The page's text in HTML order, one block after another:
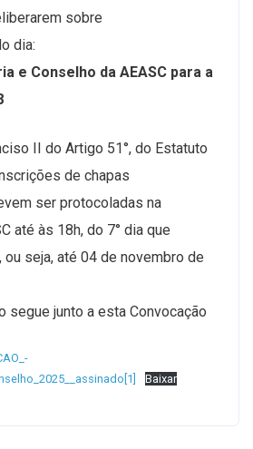
sobre
dia:
e Conselho da AEASC para a
II do Artigo 51°, do Estatuto
de chapas
ser protocoladas na
até às 18h, do 7° dia que
seja, até 04 de novembro de
segue junto a esta Convocação
Baixar